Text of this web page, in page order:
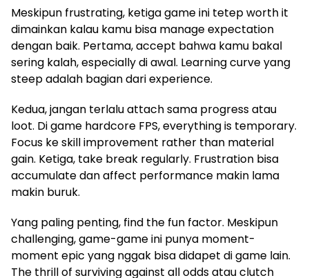
Meskipun frustrating, ketiga game ini tetep worth it
dimainkan kalau kamu bisa manage expectation
dengan baik. Pertama, accept bahwa kamu bakal
sering kalah, especially di awal. Learning curve yang
steep adalah bagian dari experience.
Kedua, jangan terlalu attach sama progress atau
loot. Di game hardcore FPS, everything is temporary.
Focus ke skill improvement rather than material
gain. Ketiga, take break regularly. Frustration bisa
accumulate dan affect performance makin lama
makin buruk.
Yang paling penting, find the fun factor. Meskipun
challenging, game-game ini punya moment-
moment epic yang nggak bisa didapet di game lain.
The thrill of surviving against all odds atau clutch